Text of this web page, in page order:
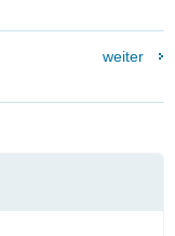
weiter